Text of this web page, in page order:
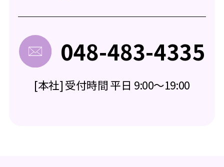
048-483-4335
[本社] 受付時間 平日 9:00～19:00